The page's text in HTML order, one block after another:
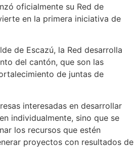
oficialmente su Red de
en la primera iniciativa de
de Escazú, la Red desarrolla
del cantón, que son las
de juntas de
interesadas en desarrollar
individualmente, sino que se
los recursos que estén
proyectos con resultados de